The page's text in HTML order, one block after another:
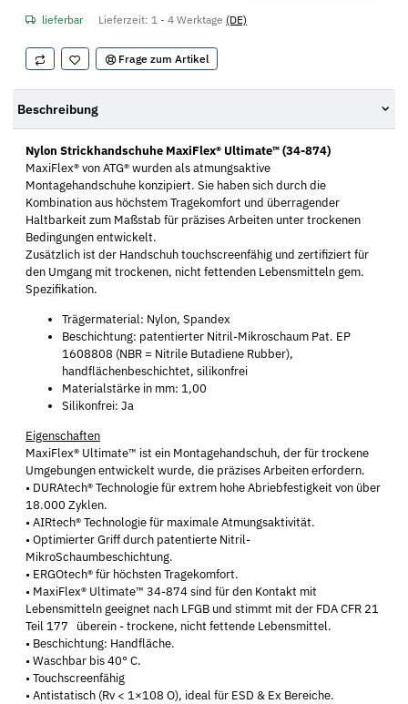
lieferbar Lieferzeit: 1 - 4 Werktage (DE)
Frage zum Artikel
Beschreibung
Nylon Strickhandschuhe MaxiFlex® Ultimate™ (34-874)
MaxiFlex® von ATG® wurden als atmungsaktive
Montagehandschuhe konzipiert. Sie haben sich durch die
Kombination aus höchstem Tragekomfort und überragender
Haltbarkeit zum Maßstab für präzises Arbeiten unter trockenen
Bedingungen entwickelt.
Zusätzlich ist der Handschuh touchscreenfähig und zertifiziert für
den Umgang mit trockenen, nicht fettenden Lebensmitteln gem.
Spezifikation.
Trägermaterial: Nylon, Spandex
Beschichtung: patentierter Nitril-Mikroschaum Pat. EP
1608808 (NBR = Nitrile Butadiene Rubber),
handflächenbeschichtet, silikonfrei
Materialstärke in mm: 1,00
Silikonfrei: Ja
Eigenschaften
MaxiFlex® Ultimate™ ist ein Montagehandschuh, der für trockene
Umgebungen entwickelt wurde, die präzises Arbeiten erfordern.
• DURAtech® Technologie für extrem hohe Abriebfestigkeit von über
18.000 Zyklen.
• AIRtech® Technologie für maximale Atmungsaktivität.
• Optimierter Griff durch patentierte Nitril-
MikroSchaumbeschichtung.
• ERGOtech® für höchsten Tragekomfort.
• MaxiFlex® Ultimate™ 34-874 sind für den Kontakt mit
Lebensmitteln geeignet nach LFGB und stimmt mit der FDA CFR 21
Teil 177 überein - trockene, nicht fettende Lebensmittel.
• Beschichtung: Handfläche.
• Waschbar bis 40° C.
• Touchscreenfähig
• Antistatisch (Rv < 1×108 O), ideal für ESD & Ex Bereiche.